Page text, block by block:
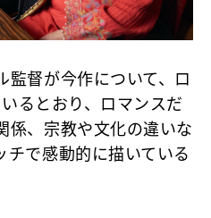
督が今作について、ロ
るとおり、ロマンスだ
係、宗教や文化の違いな
チで感動的に描いている